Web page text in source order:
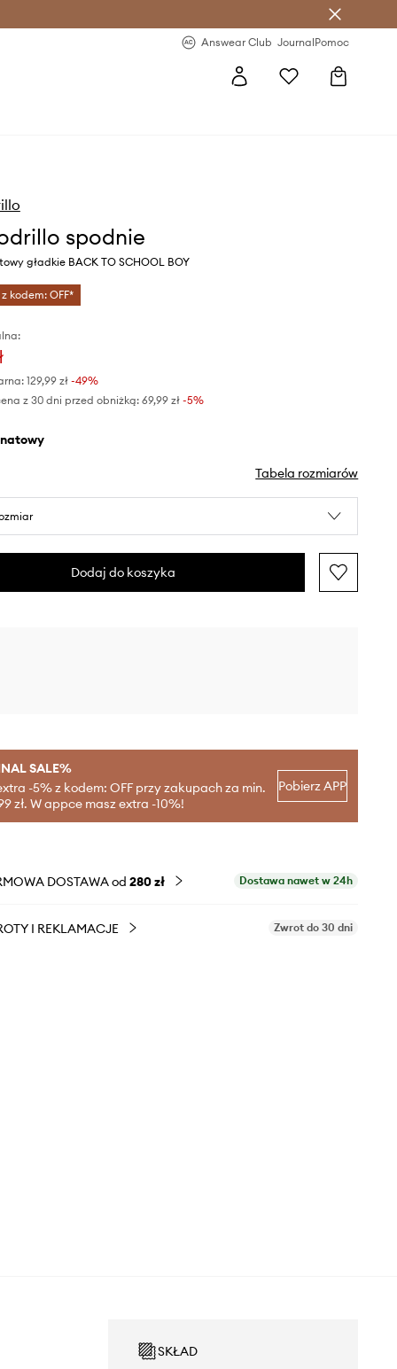
Answear Club JournalPomoc
spodnie
gładkie BACK TO SCHOOL BOY
kodem: OFF*
129,99 zł-49%
z 30 dni przed obniżką: 69,99 zł -5%
Tabela rozmiarów
Dodaj do koszyka
SALE%
-5% z kodem: OFF przy zakupach za min.
zł. W appce masz extra -10%!
Pobierz APP
DOSTAWA od 280 zł Dostawa nawet w 24h
I REKLAMACJE Zwrot do 30 dni
SKŁAD